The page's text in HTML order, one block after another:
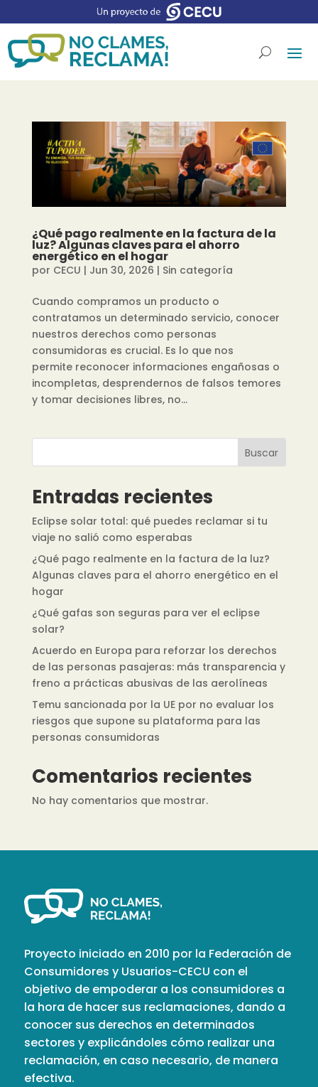
¿Qué pago realmente en la factura de la
luz? Algunas claves para el ahorro
energético en el hogar
por CECU | Jun 30, 2026 | Sin categoría
Cuando compramos un producto o
contratamos un determinado servicio, conocer
nuestros derechos como personas
consumidoras es crucial. Es lo que nos
permite reconocer informaciones engañosas o
incompletas, desprendernos de falsos temores
y tomar decisiones libres, no...
Buscar
Entradas recientes
Eclipse solar total: qué puedes reclamar si tu
viaje no salió como esperabas
¿Qué pago realmente en la factura de la luz?
Algunas claves para el ahorro energético en el
hogar
¿Qué gafas son seguras para ver el eclipse
solar?
Acuerdo en Europa para reforzar los derechos
de las personas pasajeras: más transparencia y
freno a prácticas abusivas de las aerolíneas
Temu sancionada por la UE por no evaluar los
riesgos que supone su plataforma para las
personas consumidoras
Comentarios recientes
No hay comentarios que mostrar.
Proyecto iniciado en 2010 por la Federación de
Consumidores y Usuarios-CECU con el
objetivo de empoderar a los consumidores a
la hora de hacer sus reclamaciones, dando a
conocer sus derechos en determinados
sectores y explicándoles cómo realizar una
reclamación, en caso necesario, de manera
efectiva.